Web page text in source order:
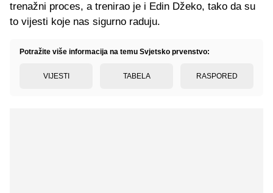
trenažni proces, a trenirao je i Edin Džeko, tako da su
to vijesti koje nas sigurno raduju.
Potražite više informacija na temu Svjetsko prvenstvo:
VIJESTI TABELA RASPORED